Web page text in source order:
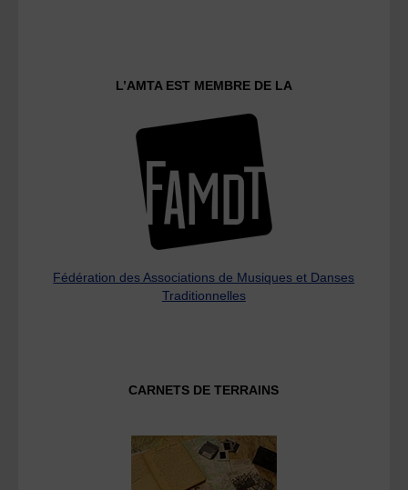
L’AMTA EST MEMBRE DE LA
Fédération des Associations de Musiques et Danses
Traditionnelles
CARNETS DE TERRAINS